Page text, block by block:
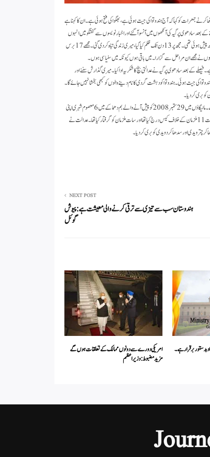
ٹھاکر نے جمعرات کو کہا کہ آج ہندوتوا کی جیت ہوئی ہے، بھگوا کی فتح ہوئی ہے۔ ان کا کہنا ہے
بعد سادھوی پرگیہ کی آنکھوں میں آنسو آ گئے اور اخبار نویسوں سے گفتگو میں انہوں
نے بیان کیا کہ جب ابتدائی طور پر پوچھ گچھ کے لیے بلایا گیا تو انسان دوستی اور انصاف کے تقدس کے ساتھ پیش ہوئی تھی۔ مجھ پر 13 دن تک ظلم کیا گیا، میری زندگی تباہ کر دی گئی۔ مجھے 17 برس
نے مجھے ان مراحل سے گزارا۔ میں باقی ہوں کیونکہ میں سنیاسی ہوں۔
کے بعد سادھوی پرگیہ نے عدالتی بنچ کا شکریہ ادا کیا۔ میری گذارش سننے اور
کی جیت ہوئی۔ ہندوتوا کو دہشت گردی کا نام دینے والوں کو کبھی بخشا نہیں جائے گا۔
بری کر دیا۔
عدالت کا کہنا ہے کہ صرف شک کی بنیاد پر ملزمین کو سزا نہیں دی جا سکتی، لہٰذا تمام ملزمان کو بری کیا جا رہا ہے۔ مالیگاؤں میں 29 ستمبر 2008 کو پیش آنے والے بم دھماکے میں 6 معصوم شہری اپنی
جان کھو بیٹھے اور سو سے زیادہ شدید زخمی ہوئے۔ تفتیشی ایجنسی نے اس واقعے میں سادھوی پرگیہ سنگھ سمیت 11 ملزمان کے خلاف کیس درج کیا تھا اور سات ملزمان کو گرفتار کیا تھا۔ عدالت نے
چترویدی اور سدھاکر دویدی کو بری کر دیا۔
NEXT POST
ہندوستان سب سے تیزی سے ترقی کرنے والی معیشت ہے :پیوش
گوئل
کی امداد بدستور برقرار ہے۔
امریکی دورے سے دونوں ممالک کے تعلقات ہوں گے
مزید مضبوط:وزیراعظم